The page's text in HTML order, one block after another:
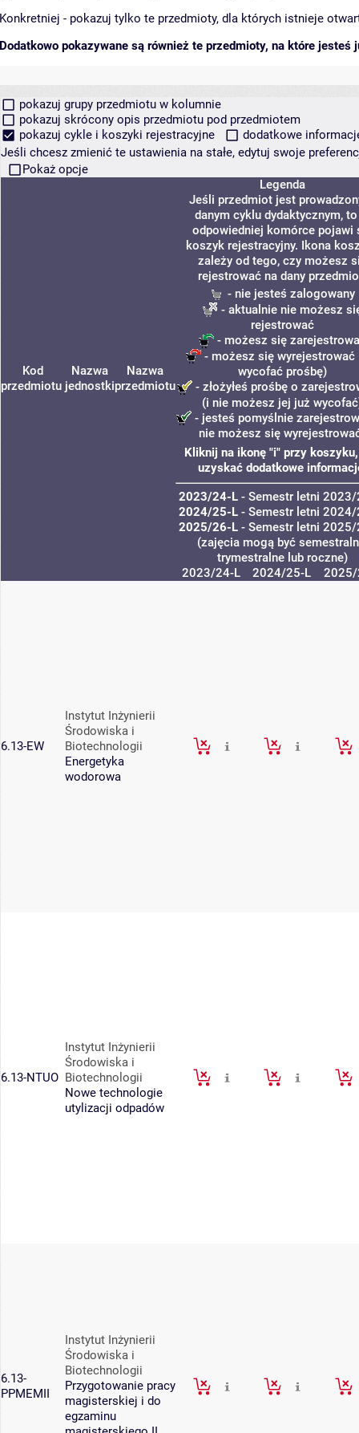
Konkretniej - pokazuj tylko te przedmioty, dla których istnieje
Dodatkowo pokazywane są również te przedmioty, na które jesteś
pokazuj grupy przedmiotu w kolumnie
pokazuj skrócony opis przedmiotu pod przedmiotem
pokazuj cykle i koszyki rejestracyjne
dodatkowe
Jeśli chcesz zmienić te ustawienia na stałe, edytuj swoje
Pokaż opcje
Kod
przedmiotu
Nazwa
jednostki
Nazwa
przedmiotu
Legenda
Jeśli przedmiot jest
danym cyklu dydaktycznym,
odpowiedniej komórce pojawi
koszyk rejestracyjny. Ikona
zależy od tego, czy możesz
rejestrować na dany
- nie jesteś zalogowany
- aktualnie nie możesz
rejestrować
- możesz się
- możesz się wyrejestrować
wycofać prośbę)
- złożyłeś prośbę o
(i nie możesz jej już
- jesteś pomyślnie
nie możesz się
Kliknij na ikonę "i" przy
uzyskać dodatkowe
2023/24-L - Semestr letni
2024/25-L - Semestr letni
2025/26-L - Semestr letni
(zajęcia mogą być
trymestralne lub roczne)
2023/24-L
2024/25-L 2025/
6.13-EW
Instytut Inżynierii
Środowiska i
Biotechnologii
Energetyka
wodorowa
6.13-NTUO
Instytut Inżynierii
Środowiska i
Biotechnologii
Nowe technologie
utylizacji odpadów
6.13-
PPMEMII
Instytut Inżynierii
Środowiska i
Biotechnologii
Przygotowanie pracy
magisterskiej i do
egzaminu